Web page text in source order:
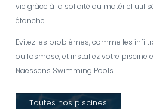
vie grâce à la solidité du matériel
étanche.
Evitez les problèmes, comme les
ou l'osmose, et installez votre piscine
Naessens Swimming Pools.
Toutes nos piscines